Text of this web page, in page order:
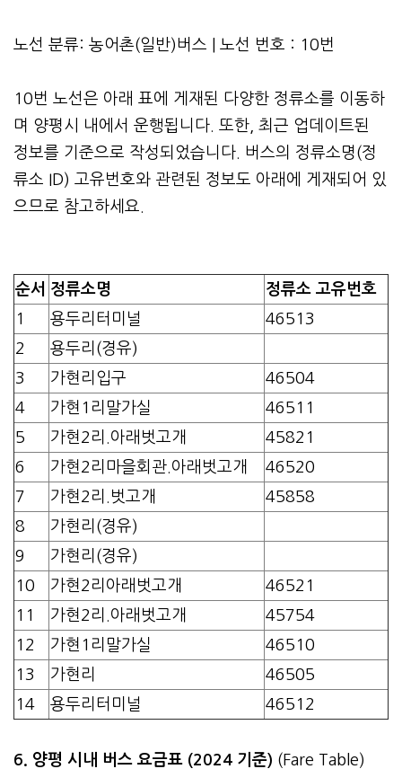
노선 분류: 농어촌(일반)버스 | 노선 번호 : 10번
10번 노선은 아래 표에 게재된 다양한 정류소를 이동하
며 양평시 내에서 운행됩니다. 또한, 최근 업데이트된
정보를 기준으로 작성되었습니다. 버스의 정류소명(정
류소 ID) 고유번호와 관련된 정보도 아래에 게재되어 있
으므로 참고하세요.
순서 정류소명
정류소 고유번호
1
용두리터미널
46513
2
용두리(경유)
3
가현리입구
46504
4
가현1리말가실
46511
5
가현2리.아래벗고개
45821
6
가현2리마을회관.아래벗고개
46520
7
가현2리.벗고개
45858
8
가현리(경유)
9
가현리(경유)
10
가현2리아래벗고개
46521
11
가현2리.아래벗고개
45754
12
가현1리말가실
46510
13
가현리
46505
14
용두리터미널 46512
6. 양평 시내 버스 요금표 (2024 기준) (Fare Table)